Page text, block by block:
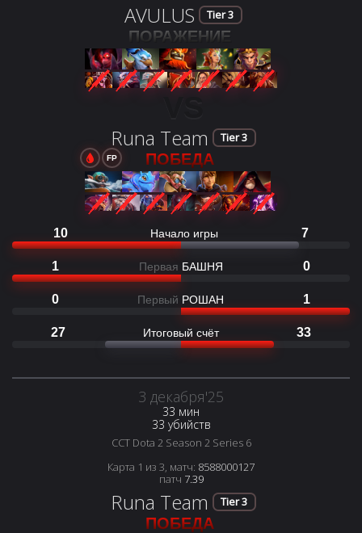
AVULUS Tier 3
ПОРАЖЕНИЕ
Runa Team Tier 3
ПОБЕДА
FP
10 Начало игры 7
1 Первая БАШНЯ 0
0 Первый РОШАН 1
27 Итоговый счёт 33
Runa Team Tier 3
ПОБЕДА
3 декабря'25
33 мин
33 убийств
CCT Dota 2 Season 2 Series 6
Карта 1 из 3, матч: 8588000127
патч 7.39